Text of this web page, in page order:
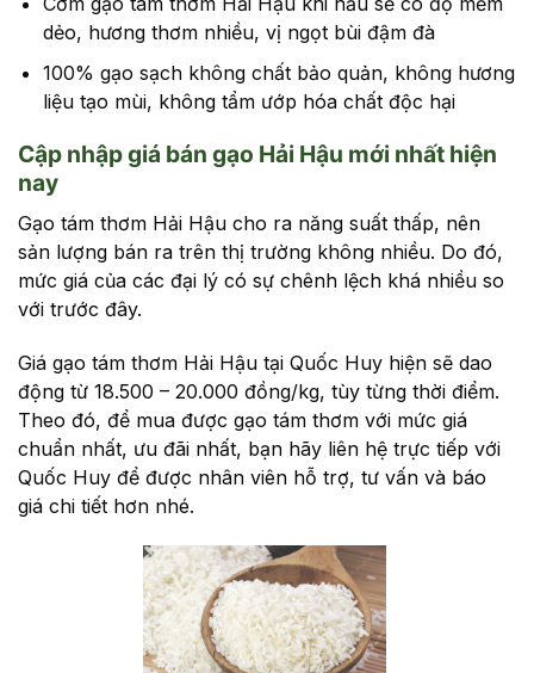
dẻo, hương thơm nhiều, vị ngọt bùi đậm đà
100% gạo sạch không chất bảo quản, không hương
liệu tạo mùi, không tẩm ướp hóa chất độc hại
Cập nhập giá bán gạo Hải Hậu mới nhất hiện
nay
Gạo tám thơm Hải Hậu cho ra năng suất thấp, nên
sản lượng bán ra trên thị trường không nhiều. Do đó,
mức giá của các đại lý có sự chênh lệch khá nhiều so
với trước đây.
Giá gạo tám thơm Hải Hậu tại Quốc Huy hiện sẽ dao
động từ 18.500 – 20.000 đồng/kg, tùy từng thời điểm.
Theo đó, để mua được gạo tám thơm với mức giá
chuẩn nhất, ưu đãi nhất, bạn hãy liên hệ trực tiếp với
Quốc Huy để được nhân viên hỗ trợ, tư vấn và báo
giá chi tiết hơn nhé.